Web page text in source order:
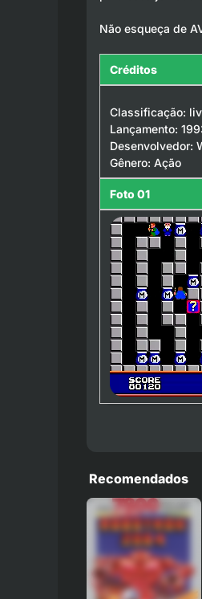
Não esqueça de
Créditos
Classificação:
Lançamento:
Desenvolvedor:
Gênero: Ação
Foto 01
Recomendados